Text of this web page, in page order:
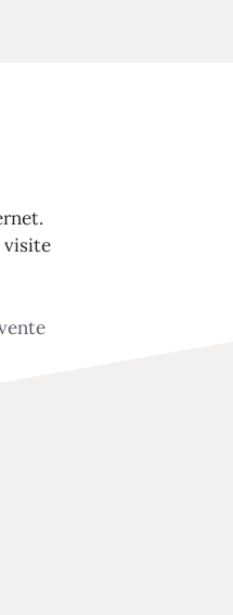
visite